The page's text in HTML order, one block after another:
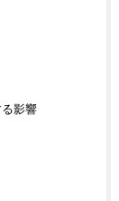
影響